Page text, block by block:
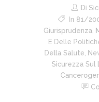
Di
In 81/
Giurisprudenza,
E Delle
Della Salute,
Sicurezza Sul